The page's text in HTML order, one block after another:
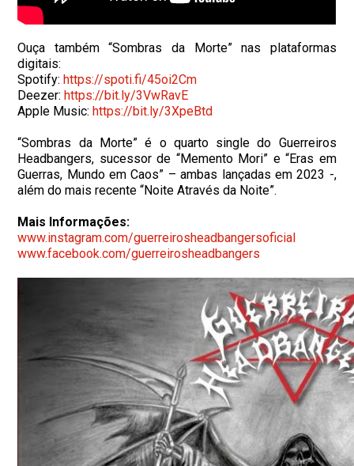
Ouça também “Sombras da Morte” nas plataformas
digitais:
Spotify:https://spoti.fi/45oi2Cm
Deezer:https://bit.ly/3VwRavE
Apple Music:https://bit.ly/3XpeBtd
“Sombras da Morte” é o quarto singledo Guerreiros
Headbangers, sucessor de “Memento Mori” e “Eras em
Guerras, Mundo em Caos” – ambas lançadas em 2023 -,
alémdo mais recente “Noite Através da Noite”.
Mais Informações:
www.instagram.com/guerreirosheadbangersoficial
www.facebook.com/guerreirosheadbangers